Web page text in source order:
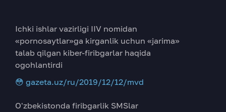
Ichki ishlar vazirligi IIV nomidan
«pornosaytlar»ga kirganlik uchun «jarima»
talab qilgan kiber-firibgarlar haqida
ogohlantirdi
😳 gazeta.uz/ru/2019/12/12/mvd
O'zbekistonda firibgarlik SMSlar